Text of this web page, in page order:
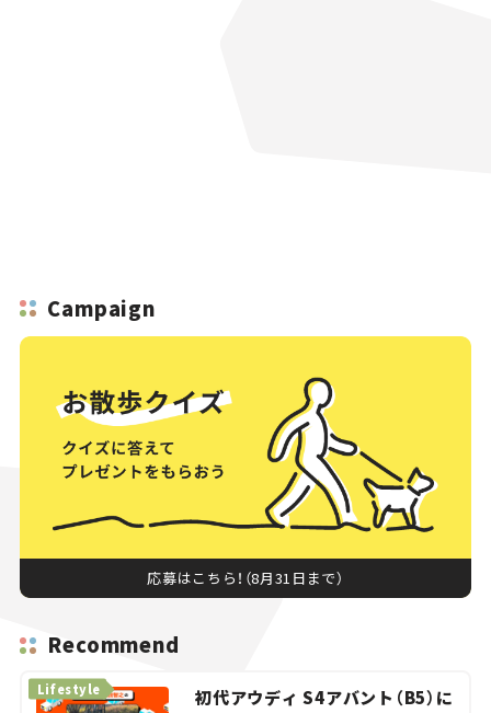
Campaign
応募はこちら！（8月31日まで）
Recommend
初代アウディ S4アバント（B5）に
Lifestyle